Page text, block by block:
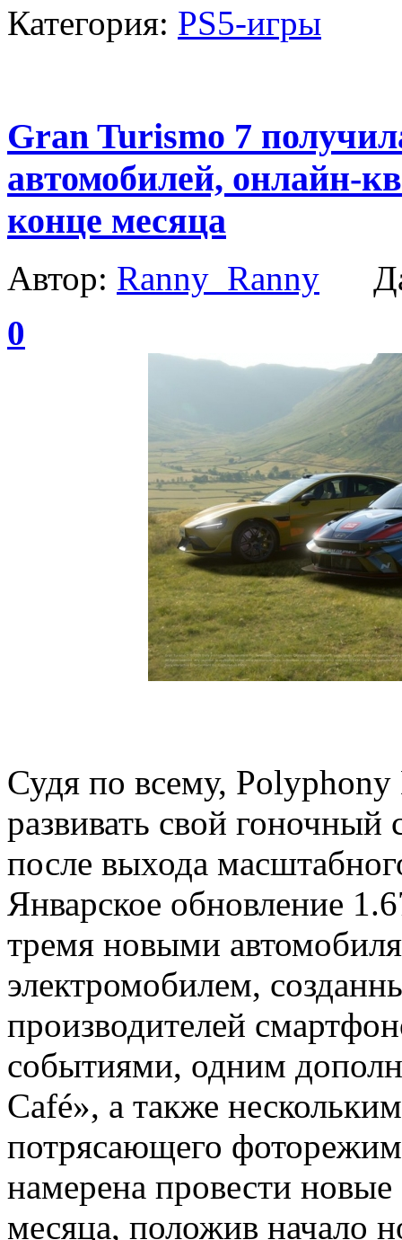
Категория: PS5-игры
Gran Turismo 7
автомобилей, онлайн-
конце месяца
Автор: Ranny_Ranny
0
Судя по всему,
развивать свой
после выхода
Январское обновление
тремя новыми
электромобилем,
производителей
событиями, одним
Café», а также
потрясающего
намерена провести
месяца, положив начало